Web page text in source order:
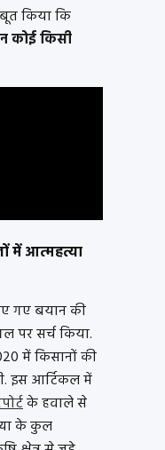
किया कि
कोई किसी
में आत्महत्या
गए बयान की
पर सर्च किया.
में किसानों की
इस आर्टिकल में
के हवाले से
के कुल